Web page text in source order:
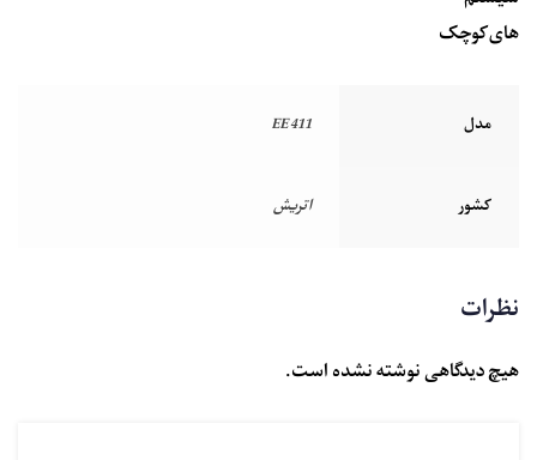
های کوچک
مدل EE 411
کشور اتریش
نظرات
هیچ دیدگاهی نوشته نشده است.